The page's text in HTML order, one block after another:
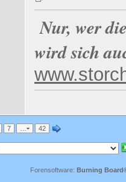
Nur, wer
wird sich
7 42
Forensoftware: Burning